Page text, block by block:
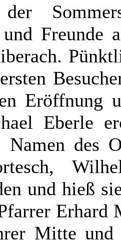
und Freunde
Eröffnung
Eberle
des
und hieß
Erhard
Mitte und